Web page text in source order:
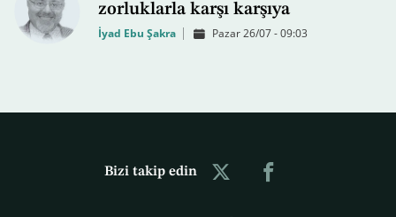
zorluklarla karşı karşıya
İyad Ebu Şakra Pazar 26/07 - 09:03
Bizi takip edin